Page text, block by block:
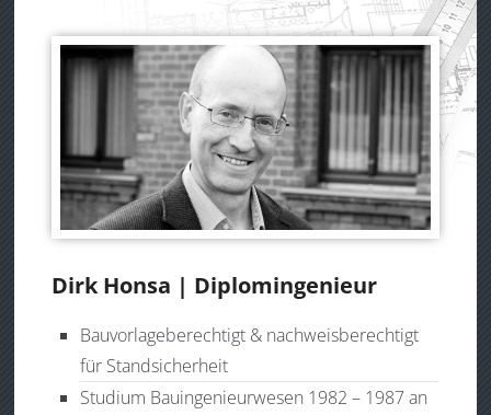
Dirk Honsa | Diplomingenieur
Bauvorlageberechtigt & nachweisberechtigt
für Standsicherheit
Studium Bauingenieurwesen 1982 – 1987 an